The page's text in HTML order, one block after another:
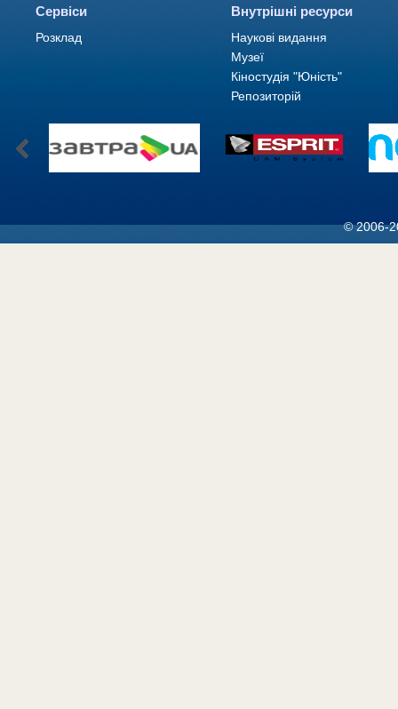
Сервіси
Розклад
Внутрішні ресурси
Наукові видання
Музеї
Кіностудія "Юність"
Репозиторій
© 2006-